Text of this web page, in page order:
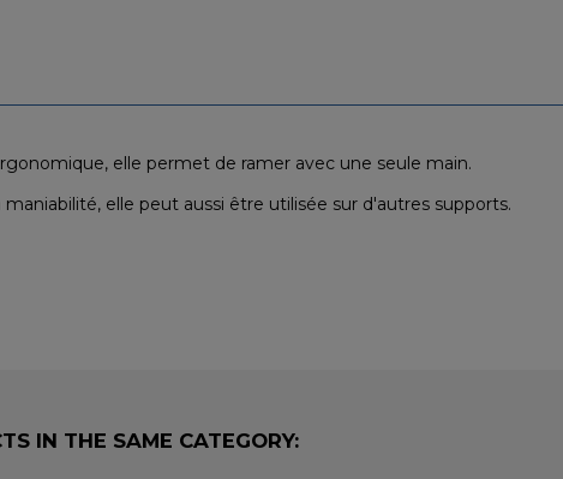
elle permet de ramer avec une seule main.
elle peut aussi être utilisée sur d'autres supports.
IN THE SAME CATEGORY: